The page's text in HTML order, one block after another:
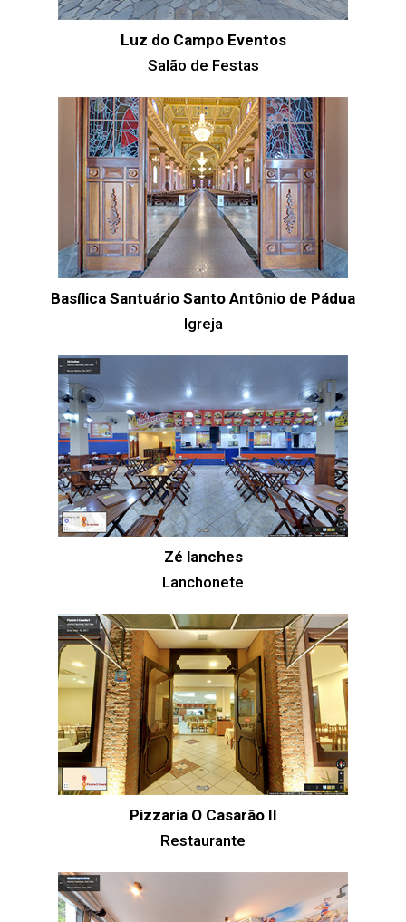
Luz do Campo Eventos
Salão de Festas
Basílica Santuário Santo Antônio de Pádua
Igreja
Zé lanches
Lanchonete
Pizzaria O Casarão II
Restaurante